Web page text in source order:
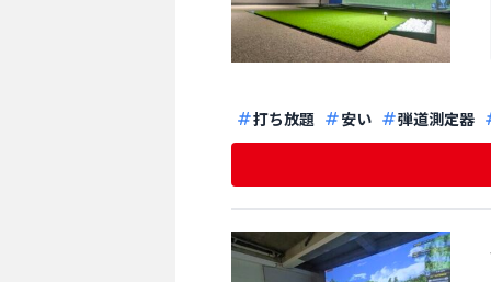
打ち放題 安い 弾道測定器